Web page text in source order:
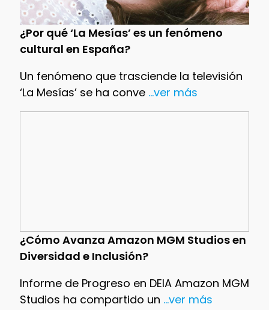
¿Por qué ‘La Mesías’ es un fenómeno
cultural en España?
Un fenómeno que trasciende la televisión
‘La Mesías’ se ha conve...ver más
¿Cómo Avanza Amazon MGM Studios en
Diversidad e Inclusión?
Informe de Progreso en DEIA Amazon MGM
Studios ha compartido un ...ver más